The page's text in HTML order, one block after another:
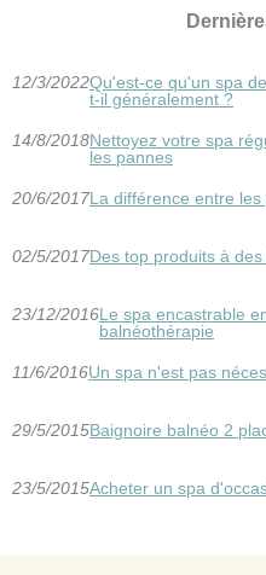
12/3/2022Qu'est-ce qu'un spa
t-il généralement ?
14/8/2018Nettoyez votre spa
les pannes
20/6/2017La différence entre
02/5/2017Des top produits à
23/12/2016Le spa encastrable
balnéothérapie
11/6/2016Un spa n'est pas
29/5/2015Baignoire balnéo 2
23/5/2015Acheter un spa